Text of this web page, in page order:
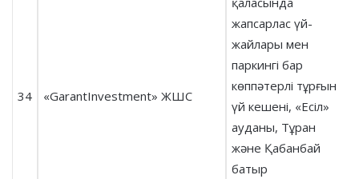
34 «GarantInvestment» ЖШС
жапсарлас үй-
жайлары мен
паркингі бар
көппәтерлі тұрғын
үй кешені, «Есіл»
ауданы, Тұран
және Қабанбай
батыр